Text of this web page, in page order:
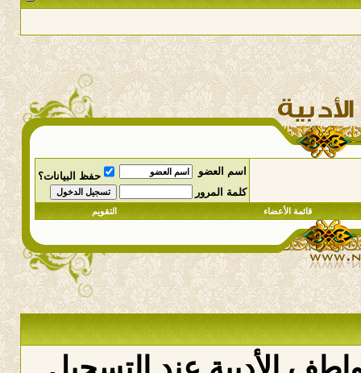
اسم العضو
حفظ البيانات؟
كلمة المرور
قائمة الأعضاء التقويم